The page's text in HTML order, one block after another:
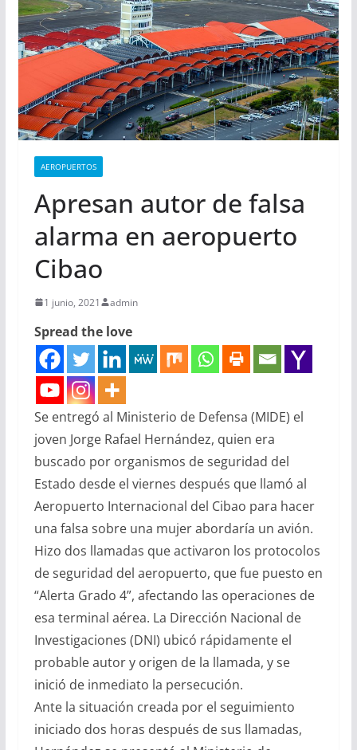
AEROPUERTOS
Apresan autor de falsa
alarma en aeropuerto
Cibao
1 junio, 2021 admin
Spread the love
Se entregó al Ministerio de Defensa (MIDE) el
joven Jorge Rafael Hernández, quien era
buscado por organismos de seguridad del
Estado desde el viernes después que llamó al
Aeropuerto Internacional del Cibao para hacer
una falsa sobre una mujer abordaría un avión.
Hizo dos llamadas que activaron los protocolos
de seguridad del aeropuerto, que fue puesto en
“Alerta Grado 4”, afectando las operaciones de
esa terminal aérea. La Dirección Nacional de
Investigaciones (DNI) ubicó rápidamente el
probable autor y origen de la llamada, y se
inició de inmediato la persecución.
Ante la situación creada por el seguimiento
iniciado dos horas después de sus llamadas,